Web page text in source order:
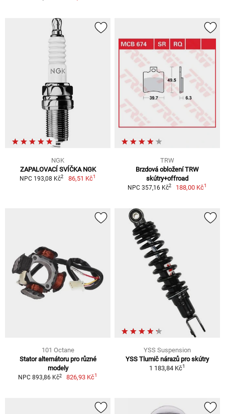
NGK
ZAPALOVACÍ SVÍČKA NGK
NPC 193,08 Kč2 86,51 Kč1
TRW
Brzdová obložení TRW
skútry+offroad
NPC 357,16 Kč2 188,00 Kč1
101 Octane
Stator alternátoru pro různé
modely
NPC 893,86 Kč2 826,93 Kč1
YSS Suspension
YSS Tlumič nárazů pro skútry
1 183,84 Kč1